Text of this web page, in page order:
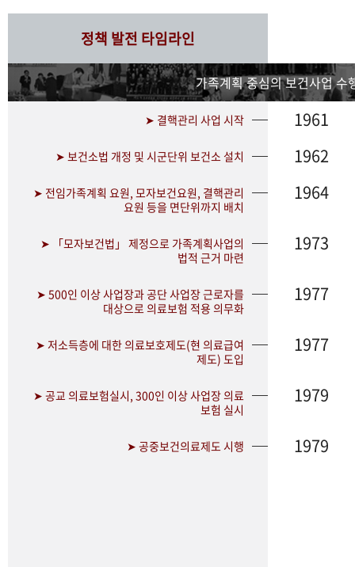
정책 발전 타임라인
가족계획 중심의 보건사업 수
➤ 결핵관리 사업 시작 1961
➤ 보건소법 개정 및 시군단위 보건소 설치 1962
➤ 전임가족계획 요원, 모자보건요원, 결핵관리
요원 등을 면단위까지 배치
1964
➤ 「모자보건법」 제정으로 가족계획사업의
법적 근거 마련
1973
➤ 500인 이상 사업장과 공단 사업장 근로자를
대상으로 의료보험 적용 의무화
1977
➤ 저소득층에 대한 의료보호제도(현 의료급여
제도) 도입
1977
➤ 공교 의료보험실시, 300인 이상 사업장 의료
보험 실시
1979
➤ 공중보건의료제도 시행 1979